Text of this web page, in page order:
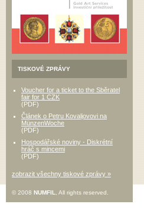
TISKOVÉ ZPRÁVY
Voucher for a ticket to the Sběratel
fair for 1 CZK
(PDF)
Článek o Petru Kovaljovovi na
MünzenWoche
(PDF)
Hospodářské noviny - Diskrétní
hráč s mincemi
(PDF)
zobrazit všechny tiskové zprávy »
© 2008 NUMFIL , All rights reserved.